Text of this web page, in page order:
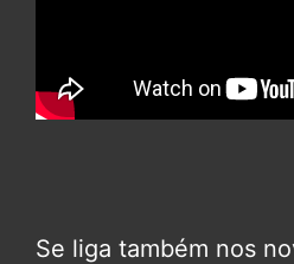
Se liga também nos